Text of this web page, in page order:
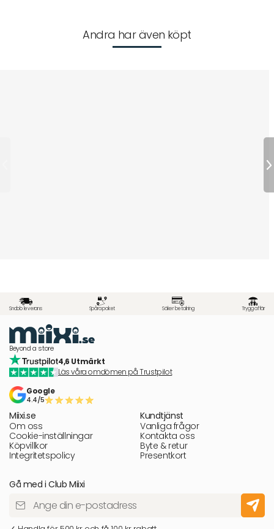
Andra har även köpt
Snabb leverans Spåra paket Säker betalning Trygg affär
Beyond a store
4,6 Utmärkt
Läs våra omdömen på Trustpilot
Google
4.4/5
Miixi.se
Om oss
Cookie-inställningar
Köpvillkor
Integritetspolicy
Kundtjänst
Vanliga frågor
Kontakta oss
Byte & retur
Presentkort
Gå med i Club Miixi